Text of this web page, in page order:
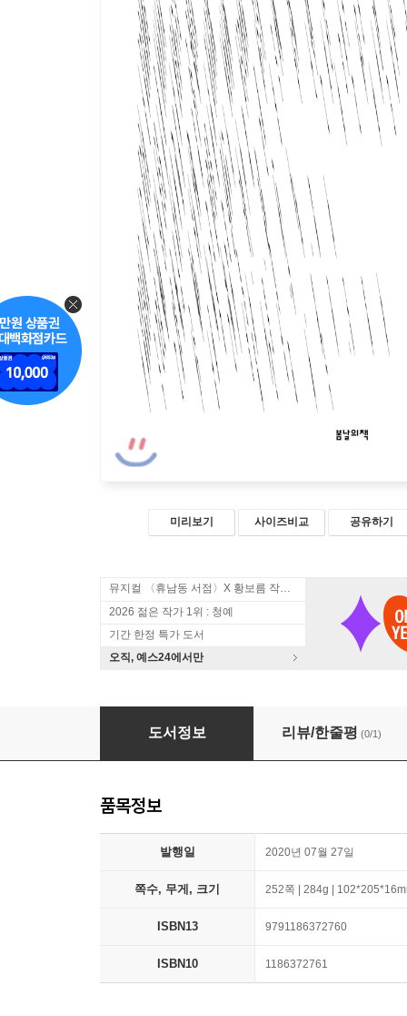
미리보기 사이즈비교 공유하기
2026 젊은 작가 1위 : 청예
기간 한정 특가 도서
오직, 예스24에서만
어둠의 속도
도서정보 리뷰/한줄평 (0/1)
품목정보
발행일 2020년 07월 27일
쪽수, 무게, 크기 252쪽 | 284g |
ISBN13 9791186372760
ISBN10 1186372761